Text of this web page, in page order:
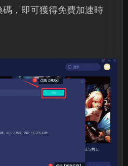
，即可獲得免費加速時